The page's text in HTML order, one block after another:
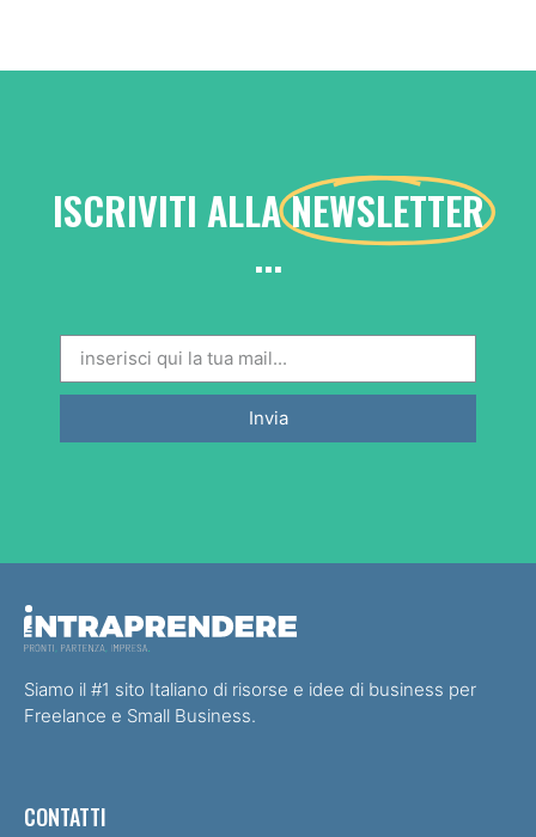
ISCRIVITI ALLANEWSLETTER
...
Invia
Siamo il #1 sito Italiano di risorse e idee di business per
Freelance e Small Business.
CONTATTI